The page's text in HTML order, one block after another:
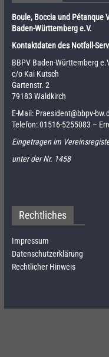
Boule, Boccia und Pétanque
Baden-Württemberg e.V.
Kontaktdaten des Notfall-
BBPV Baden-Württemberg
c/o Kai Kutsch
Gartenstr. 2
79183 Waldkirch
E-Mail: Praesident@bbpv-
Telefon:01516-5255083 –
Eingetragen im
unter der Nr. 1458
Rechtliches
Impressum
Datenschutzerklärung
Rechtlicher Hinweis